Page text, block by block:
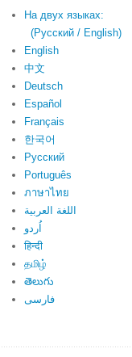
На двух языках:
(Русский / English)
English
中文
Deutsch
Español
Français
한국어
Русский
Português
ภาษาไทย
اللغة العربية
اُردو
हिन्दी
தமிழ்
తెలుగు
فارسی